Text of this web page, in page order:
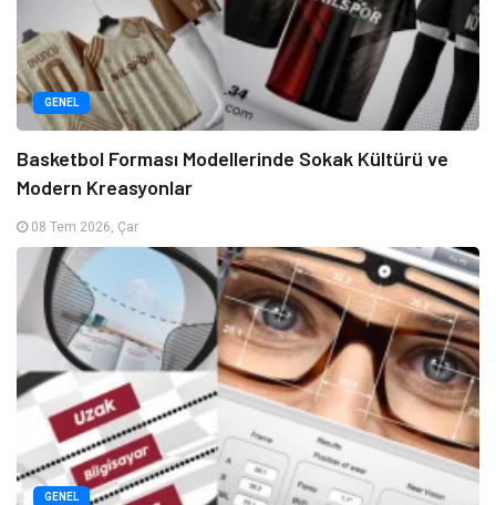
GENEL
Basketbol Forması Modellerinde Sokak Kültürü ve
Modern Kreasyonlar
08 Tem 2026, Çar
GENEL